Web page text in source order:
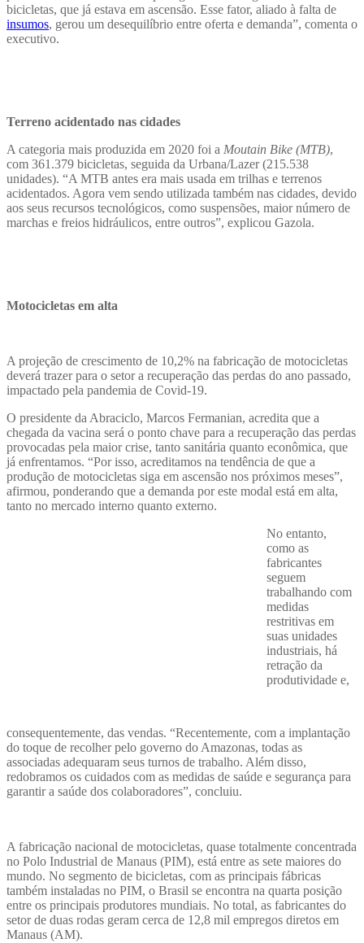
bicicletas, que já estava em ascensão. Esse fator, aliado à falta de
insumos, gerou um desequilíbrio entre oferta e demanda”, comenta o
executivo.
Terreno acidentado nas cidades
A categoria mais produzida em 2020 foi a Moutain Bike (MTB),
com 361.379 bicicletas, seguida da Urbana/Lazer (215.538
unidades). “A MTB antes era mais usada em trilhas e terrenos
acidentados. Agora vem sendo utilizada também nas cidades, devido
aos seus recursos tecnológicos, como suspensões, maior número de
marchas e freios hidráulicos, entre outros”, explicou Gazola.
Motocicletas em alta
A projeção de crescimento de 10,2% na fabricação de motocicletas
deverá trazer para o setor a recuperação das perdas do ano passado,
impactado pela pandemia de Covid-19.
O presidente da Abraciclo, Marcos Fermanian, acredita que a
chegada da vacina será o ponto chave para a recuperação das perdas
provocadas pela maior crise, tanto sanitária quanto econômica, que
já enfrentamos. “Por isso, acreditamos na tendência de que a
produção de motocicletas siga em ascensão nos próximos meses”,
afirmou, ponderando que a demanda por este modal está em alta,
tanto no mercado interno quanto externo.
No entanto,
como as
fabricantes
seguem
trabalhando com
medidas
restritivas em
suas unidades
industriais, há
retração da
produtividade e,
consequentemente, das vendas. “Recentemente, com a implantação
do toque de recolher pelo governo do Amazonas, todas as
associadas adequaram seus turnos de trabalho. Além disso,
redobramos os cuidados com as medidas de saúde e segurança para
garantir a saúde dos colaboradores”, concluiu.
A fabricação nacional de motocicletas, quase totalmente concentrada
no Polo Industrial de Manaus (PIM), está entre as sete maiores do
mundo. No segmento de bicicletas, com as principais fábricas
também instaladas no PIM, o Brasil se encontra na quarta posição
entre os principais produtores mundiais. No total, as fabricantes do
setor de duas rodas geram cerca de 12,8 mil empregos diretos em
Manaus (AM).